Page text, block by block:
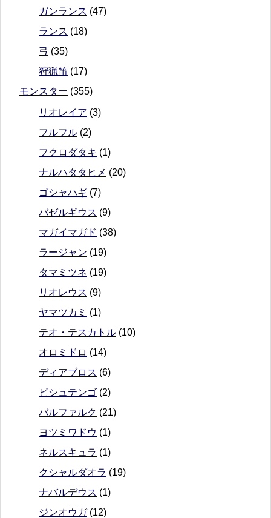
ガンランス (47)
ランス (18)
弓 (35)
狩猟笛 (17)
モンスター (355)
リオレイア (3)
フルフル (2)
フクロダタキ (1)
ナルハタタヒメ (20)
ゴシャハギ (7)
バゼルギウス (9)
マガイマガド (38)
ラージャン (19)
タマミツネ (19)
リオレウス (9)
ヤマツカミ (1)
テオ・テスカトル (10)
オロミドロ (14)
ディアブロス (6)
ビシュテンゴ (2)
バルファルク (21)
ヨツミワドウ (1)
ネルスキュラ (1)
クシャルダオラ (19)
ナバルデウス (1)
ジンオウガ(12)